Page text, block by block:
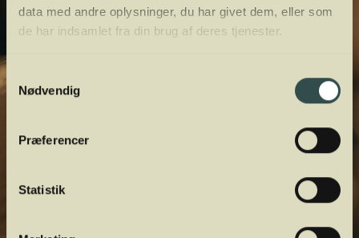
data med andre oplysninger, du har givet dem, eller som
de har indsamlet fra din brug af deres tjenester.
Nødvendig
Præferencer
Statistik